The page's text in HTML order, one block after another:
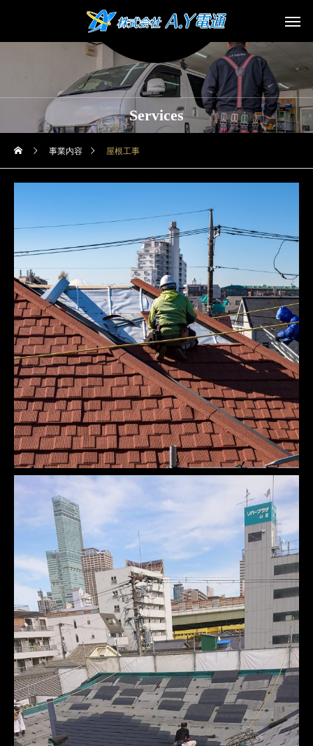
Services
事業内容 屋根工事